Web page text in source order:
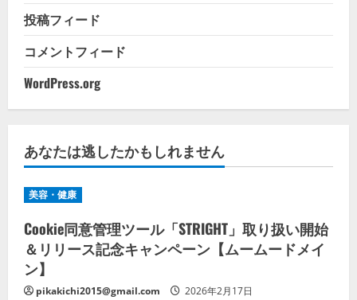
投稿フィード
コメントフィード
WordPress.org
あなたは逃したかもしれません
美容・健康
Cookie同意管理ツール「STRIGHT」取り扱い開始
＆リリース記念キャンペーン【ムームードメイ
ン】
pikakichi2015@gmail.com 2026年2月17日